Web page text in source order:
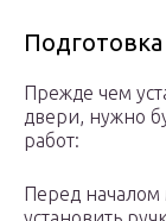
Прежде чем
двери, нужно
работ:
Перед началом